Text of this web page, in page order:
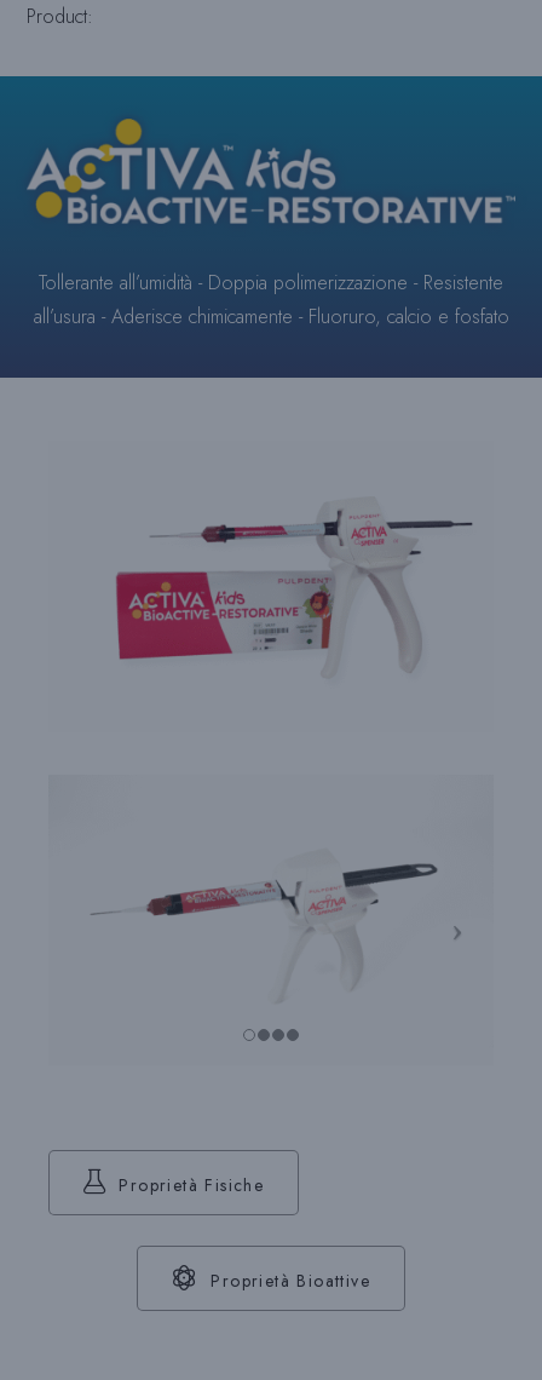
Product:
ACTIVA™
KIDS
-Tollerante all’umidità - Doppia polimerizzazione - Resistente
all’usura - Aderisce chimicamente - Fluoruro, calcio e fosfato
Proprietà Fisiche
Proprietà Bioattive